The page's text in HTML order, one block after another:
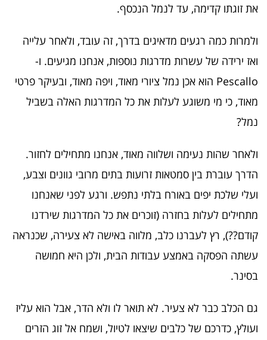
את זוגתו קדימה, עד לנמל הנכסף.
ולמרות כמה רגעים מדאיגים בדרך, זה עובד, ולאחר עלייה
ואז ירידה של עשרות מדרגות נוספות, אנחנו מגיעים. ו-
Pescallo הוא אכן נמל ציורי מאוד, ויפה מאוד, ובעיקר פרטי
מאוד, כי מי משוגע לעלות את כל המדרגות האלה בשביל
נמל?
ולאחר שהות נעימה ושלווה מאוד, אנחנו מתחילים לחזור.
הדרך עוברת בין סמטאות זרועות בתים מרובי גוונים וצבע,
ועלי שלכת יפים באורח בלתי נתפש. ורגע לפני שאנחנו
מתחילים לעלות בחזרה (זוכרים את כל המדרגות שירדנו
קודם??), רץ לעברנו כלב, מלווה באישה לא צעירה, שכנראה
עשתה הפסקה באמצע עבודות הבית, ולכן היא חמושה
בסינר.
גם הכלב כבר לא צעיר. לא תואר לו ולא הדר, אבל הוא עליז
ועולץ, כדרכם של כלבים שיצאו לטיול, ושמח אל זוג הזרים